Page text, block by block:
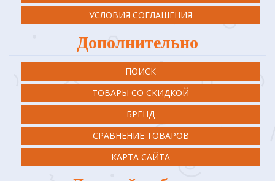
УСЛОВИЯ СОГЛАШЕНИЯ
Дополнительно
ПОИСК
ТОВАРЫ СО СКИДКОЙ
БРЕНД
СРАВНЕНИЕ ТОВАРОВ
КАРТА САЙТА